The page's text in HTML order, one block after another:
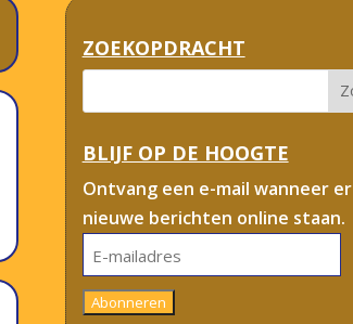
ZOEKOPDRACHT
BLIJF OP DE HOOGTE
Ontvang een e-mail wanneer er
nieuwe berichten online staan.
E-
mailadres
Abonneren